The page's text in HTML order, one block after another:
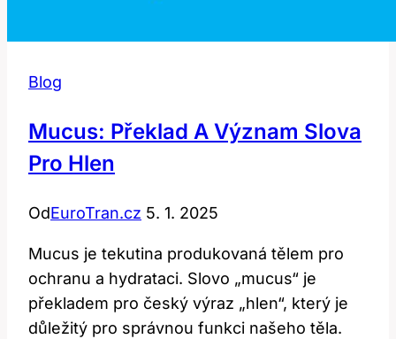
Blog
Mucus: Překlad A Význam Slova
Pro Hlen
OdEuroTran.cz 5. 1. 2025
Mucus je tekutina produkovaná tělem pro
ochranu a hydrataci. Slovo „mucus“ je
překladem pro český výraz „hlen“, který je
důležitý pro správnou funkci našeho těla.